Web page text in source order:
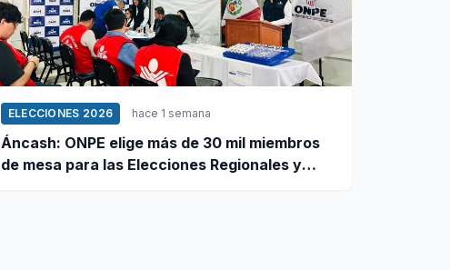
ELECCIONES 2026 hace 1 semana
Áncash: ONPE elige más de 30 mil miembros
de mesa para las Elecciones Regionales y